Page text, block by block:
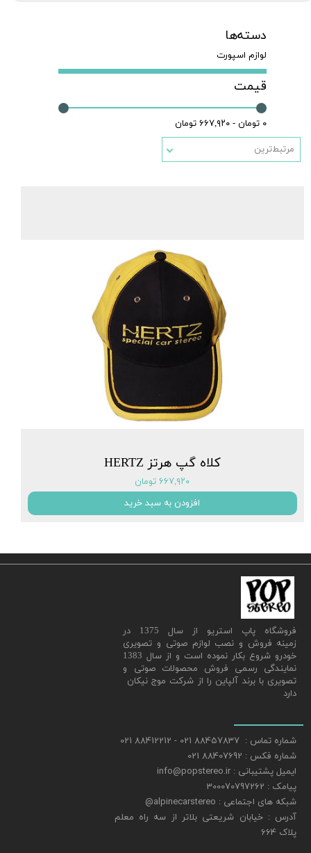
دسته‌ها
لوازم اسپورت
قیمت
۰ تومان - ۶۶۷,۹۲۰ تومان
مرتبط‌ترین
کلاه گپ هرتز HERTZ
۶۶۷,۹۲۰ تومان
افزودن به سبد خرید
​فروشگاه پاپ استریو از سال 1375 در
زمینه فروش و نصب لوازم صوتی و تصویری
خودرو شروع بکار نموده است و از سال 1383
نمایندگی رسمی فروش محصولات صوتی و
تصویری با برند آلپاین را از شرکت موج نیکان
دارد
شماره تماس : 88457837 021 - 88412212 021
شماره فکس : 88407692 021
ایمیل پشتیبانی : info@popstereo.ir
پیامک : 300070797262
شبکه های اجتماعی : alpinecarstereo@
​​​​​​​آدرس : خیابان شریعتی بلاتر از سه راه معلم
پلاک 664